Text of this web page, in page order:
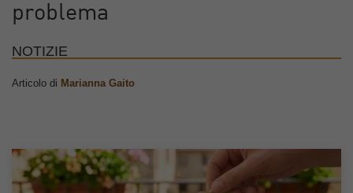
problema
NOTIZIE
Articolo di Marianna Gaito